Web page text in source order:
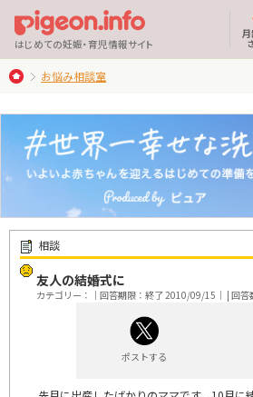
はじめての妊娠・育児情報サイト
月
お悩み相談室
相談
友人の結婚式に
カテゴリー：｜回答期限：終了 2010/09/15｜ | 回答
ポストする